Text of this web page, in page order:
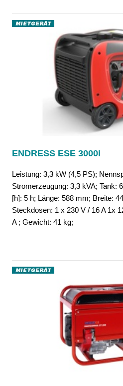
ENDRESS ESE 3000i
Leistung: 3,3 kW (4,5 PS);
Stromerzeugung: 3,3 kVA; Tank:
[h]: 5 h; Länge: 588 mm; Breite:
Steckdosen: 1 x 230 V / 16 A 1x
A ; Gewicht: 41 kg;